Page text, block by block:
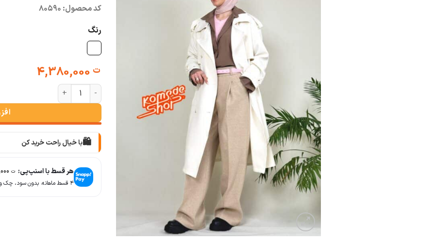
کد محصول: ۸۰۵۹۰
رنگ
ت
ترنچ کت بلند کلاسیک عدد
🛍️با خیال راحت خرید کن
📦
🚚سریع به دستت می‌رسه
هر قسط با اسنپ‌پی: ت
۴ قسط ماهانه. بدون سود، چک و ضامن.